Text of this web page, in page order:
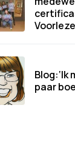
Blog:‘Ik
paar